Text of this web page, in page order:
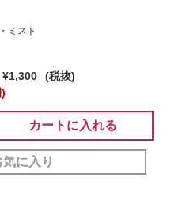
ミスト
¥1,300
(税抜)
カートに入れる
気に入り